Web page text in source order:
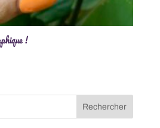
!
Rechercher